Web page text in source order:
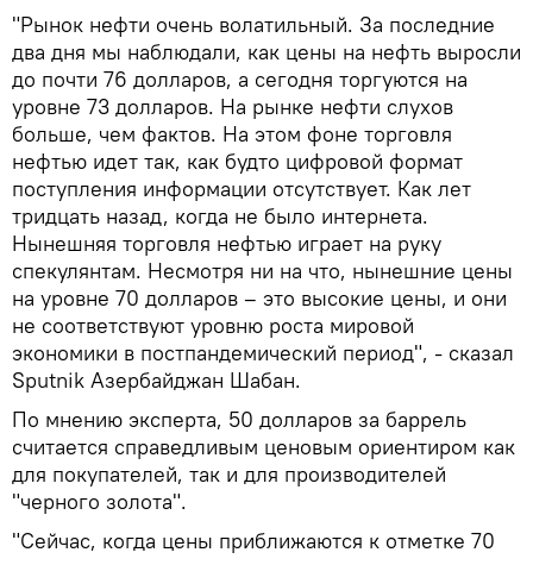
"Рынок нефти очень волатильный. За последние
два дня мы наблюдали, как цены на нефть выросли
до почти 76 долларов, а сегодня торгуются на
уровне 73 долларов. На рынке нефти слухов
больше, чем фактов. На этом фоне торговля
нефтью идет так, как будто цифровой формат
поступления информации отсутствует. Как лет
тридцать назад, когда не было интернета.
Нынешняя торговля нефтью играет на руку
спекулянтам. Несмотря ни на что, нынешние цены
на уровне 70 долларов – это высокие цены, и они
не соответствуют уровню роста мировой
экономики в постпандемический период", - сказал
Sputnik Азербайджан Шабан.
По мнению эксперта, 50 долларов за баррель
считается справедливым ценовым ориентиром как
для покупателей, так и для производителей
"черного золота".
"Сейчас, когда цены приближаются к отметке 70